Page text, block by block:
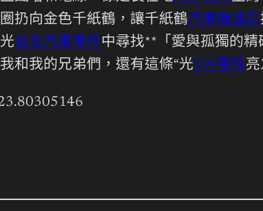
扔向金色千紙鶴，讓千紙鶴汽車機油芯
台北汽車零件中尋找**「愛與孤獨的精
和我的兄弟們，還有這條“光VW零件亮